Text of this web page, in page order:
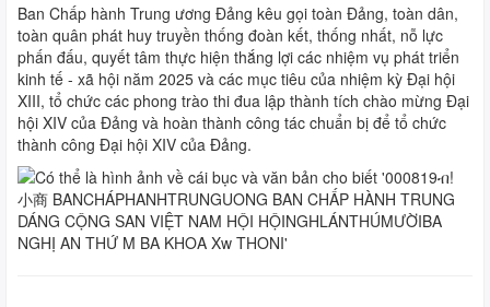
Ban Chấp hành Trung ương Đảng kêu gọi toàn Đảng, toàn dân,
toàn quân phát huy truyền thống đoàn kết, thống nhất, nỗ lực
phấn đấu, quyết tâm thực hiện thắng lợi các nhiệm vụ phát triển
kinh tế - xã hội năm 2025 và các mục tiêu của nhiệm kỳ Đại hội
XIII, tổ chức các phong trào thi đua lập thành tích chào mừng Đại
hội XIV của Đảng và hoàn thành công tác chuẩn bị để tổ chức
thành công Đại hội XIV của Đảng.